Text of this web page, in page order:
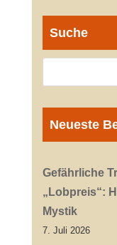
Suche
Neueste
Gefährliche
„Lobpreis“:
Mystik
7. Juli 2026